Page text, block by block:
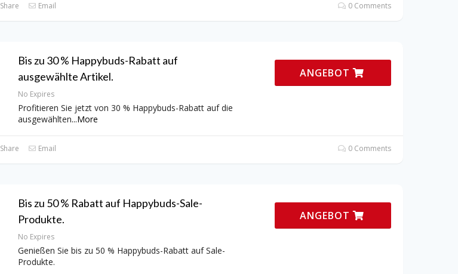
Share Email 0 Comments
Bis zu 30 % Happybuds-Rabatt auf
ausgewählte Artikel.
No Expires
Profitieren Sie jetzt von 30 % Happybuds-Rabatt auf die
ausgewählten...More
ANGEBOT
Share Email 0 Comments
Bis zu 50 % Rabatt auf Happybuds-Sale-
Produkte.
No Expires
Genießen Sie bis zu 50 % Happybuds-Rabatt auf Sale-
Produkte.
ANGEBOT